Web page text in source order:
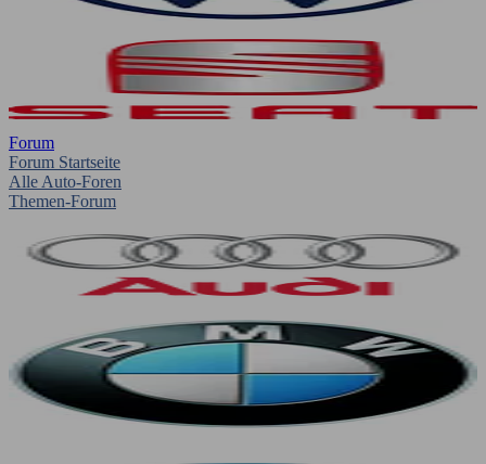
Forum
Forum Startseite
Alle Auto-Foren
Themen-Forum